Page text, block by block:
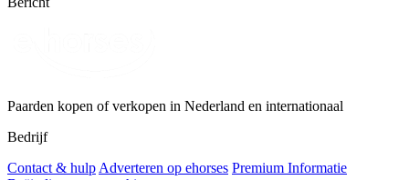
Paarden kopen of verkopen in Nederland en internationaal
Bedrijf
Contact & hulp Adverteren op ehorses Premium Informatie